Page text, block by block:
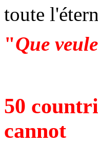
toute
"Que
50
cannot